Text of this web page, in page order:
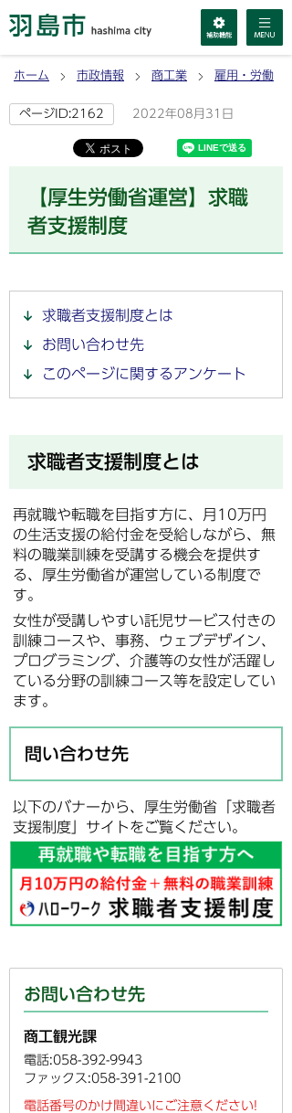
ホーム 市政情報 商工業 雇用・労働
ページID:2162 2022年08月31日
【厚生労働省運営】求職
者支援制度
求職者支援制度とは
お問い合わせ先
このページに関するアンケート
求職者支援制度とは
再就職や転職を目指す方に、月10万円
の生活支援の給付金を受給しながら、無
料の職業訓練を受講する機会を提供す
る、厚生労働省が運営している制度で
す。
女性が受講しやすい託児サービス付きの
訓練コースや、事務、ウェブデザイン、
プログラミング、介護等の女性が活躍し
ている分野の訓練コース等を設定してい
ます。
問い合わせ先
以下のバナーから、厚生労働省「求職者
支援制度」サイトをご覧ください。
お問い合わせ先
商工観光課
電話:058-392-9943
ファックス:058-391-2100
電話番号のかけ間違いにご注意ください!